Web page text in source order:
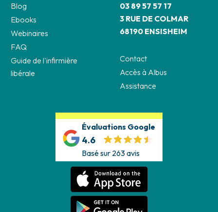
Blog
Ebooks
Webinaires
FAQ
Guide de l'infirmière
libérale
03 89 57 57 17
3 RUE DE COLMAR
68190 ENSISHEIM
Contact
Accès à Albus
Assistance
Évaluations Google
4.6
Basé sur 263 avis